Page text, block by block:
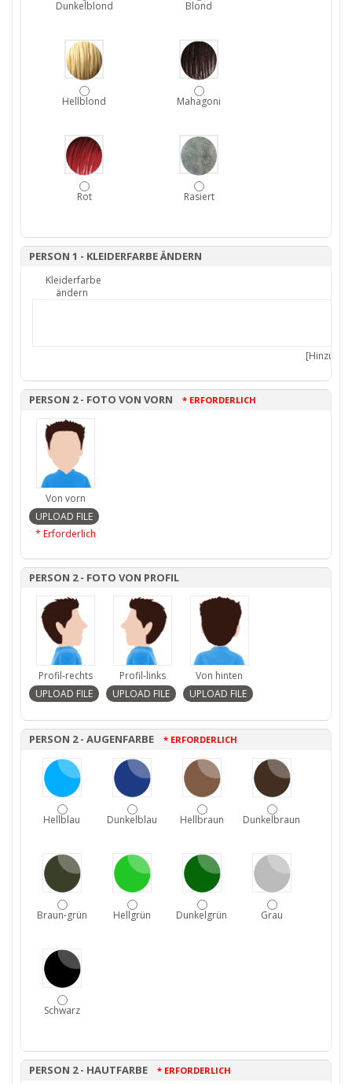
Dunkelblond Blond
Hellblond Mahagoni
Rot Rasiert
PERSON 1 - KLEIDERFARBE ÄNDERN
Kleiderfarbe
ändern
PERSON 2 - FOTO VON VORN * ERFORDERLICH
Von vorn
* Erforderlich
PERSON 2 - FOTO VON PROFIL
Profil-rechts Profil-links Von hinten
PERSON 2 - AUGENFARBE * ERFORDERLICH
Hellblau Dunkelblau Hellbraun Dunkelbraun
Braun-grün Hellgrün Dunkelgrün Grau
Schwarz
PERSON 2 - HAUTFARBE * ERFORDERLICH